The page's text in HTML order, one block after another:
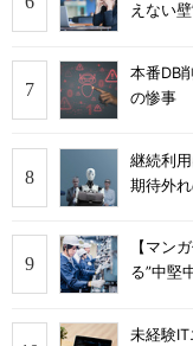
えない
本番DB
の惨事
継続利
期待外
【マン
る”中堅
未経験